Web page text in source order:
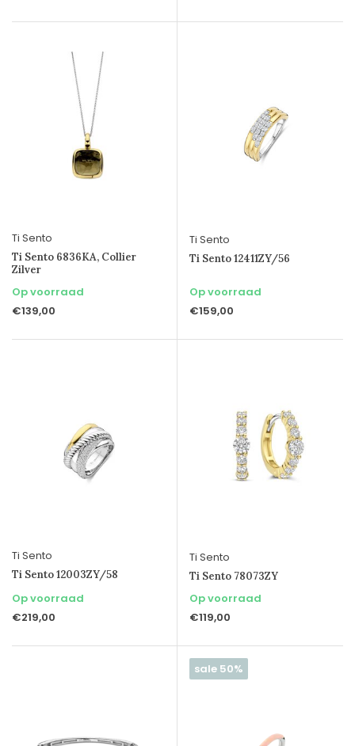
Ti Sento
Ti Sento 6836KA, Collier
Zilver
Op voorraad
€139,00
Ti Sento
Ti Sento 12411ZY/56
Op voorraad
€159,00
Ti Sento
Ti Sento 12003ZY/58
Op voorraad
€219,00
Ti Sento
Ti Sento 78073ZY
Op voorraad
€119,00
sale 50%